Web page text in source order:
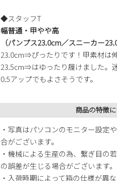
◆スタッフT
幅普通・甲やや高
（パンプス23.0cm／スニーカー
23.0cm⇒ぴったりです！甲素材は
23.5cm⇒はゆったり履けました。
0.5アップでもよさそうです。
商品の特徴
・写真はパソコンのモニター設定
合がございます。
・機械による生産の為、繋ぎ目の
の誤差が生じる場合がございます。
・入荷時期によって箱の仕様が異